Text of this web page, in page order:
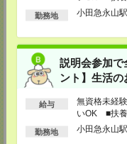
以上
勤務地 小田急永山
説明会参加で
ント】生活
給与
無資格未経
いOK ■扶
以上
勤務地 小田急永山
〒220-8136
神奈川県横浜市西区みなと
TEL：0120-659-459
MAIL：
担当：採用担当
CS大宮支店
〒330-0854 埼玉県さいた
ウイング 9階
TEL：0120-769-355